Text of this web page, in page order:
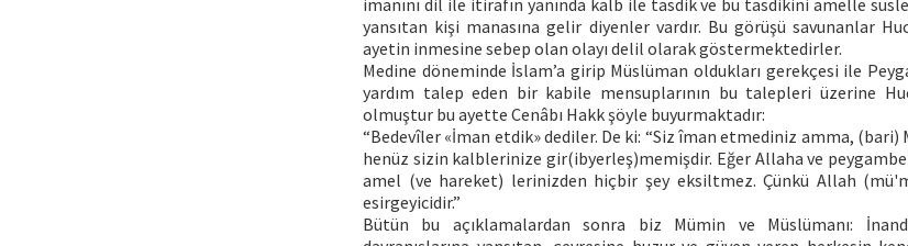
imanını dil ile itirafın yanında kalb ile tasdik ve bu tasdikini amelle
yansıtan kişi manasına gelir diyenler vardır. Bu görüşü savunanlar
ayetin inmesine sebep olan olayı delil olarak göstermektedirler.
Medine döneminde İslam’a girip Müslüman oldukları gerekçesi ile
yardım talep eden bir kabile mensuplarının bu talepleri üzerine
olmuştur bu ayette Cenâbı Hakk şöyle buyurmaktadır:
“Bedevîler «İman etdik» dediler. De ki: “Siz îman etmediniz amma, (bari)
henüz sizin kalblerinize gir(ibyerleş)memişdir. Eğer Allaha ve
amel (ve hareket) lerinizden hiçbir şey eksiltmez. Çünkü Allah
esirgeyicidir.”
Bütün bu açıklamalardan sonra biz Mümin ve Müslümanı: